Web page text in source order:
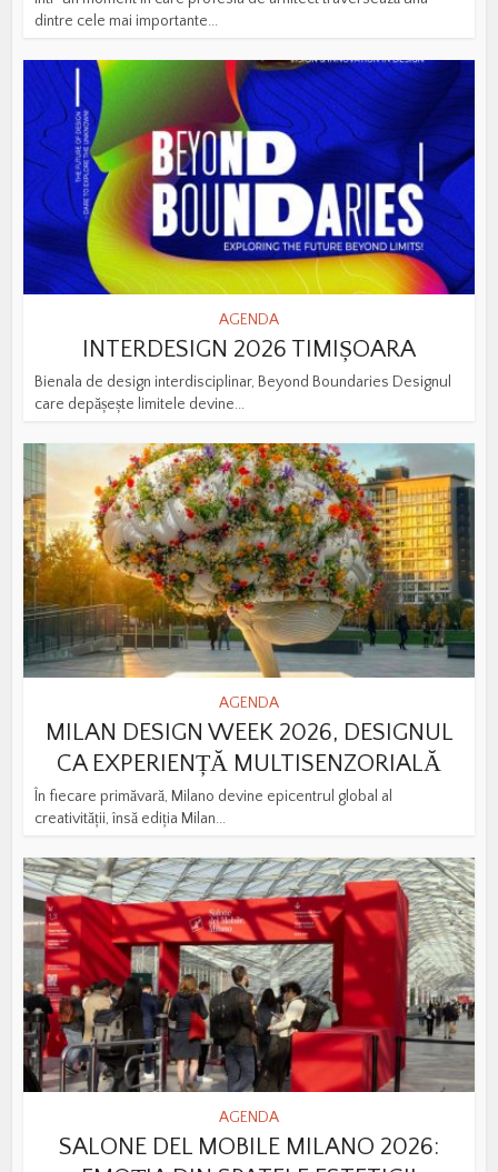
dintre cele mai importante...
AGENDA
INTERDESIGN 2026 TIMIȘOARA
Bienala de design interdisciplinar, Beyond Boundaries Designul
care depășește limitele devine...
AGENDA
MILAN DESIGN WEEK 2026, DESIGNUL
CA EXPERIENȚĂ MULTISENZORIALĂ
În fiecare primăvară, Milano devine epicentrul global al
creativității, însă ediția Milan...
AGENDA
SALONE DEL MOBILE MILANO 2026: